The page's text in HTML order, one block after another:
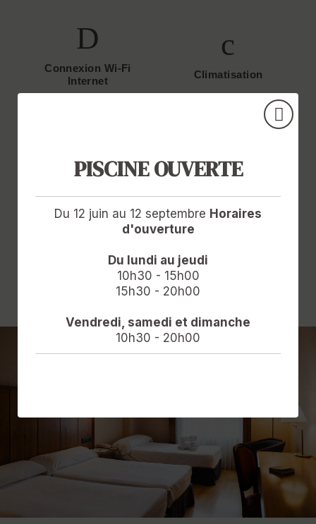
Connexion Wi-Fi
Internet
Climatisation
toilette
Baignoire
TV LCD
MONTRER PLUS
PISCINE OUVERTE
Du 12 juin au 12 septembre Horaires
d'ouverture
Du lundi au jeudi
10h30 - 15h00
15h30 - 20h00
Vendredi, samedi et dimanche
10h30 - 20h00